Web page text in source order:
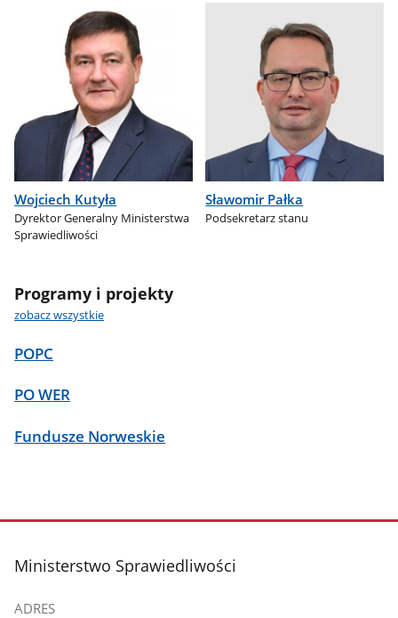
Wojciech Kutyła
Dyrektor Generalny Ministerstwa
Sprawiedliwości
Sławomir Pałka
Podsekretarz stanu
Programy i projekty
zobacz wszystkie
POPC
PO WER
Fundusze Norweskie
stopka
Ministerstwo Sprawiedliwości
ADRES